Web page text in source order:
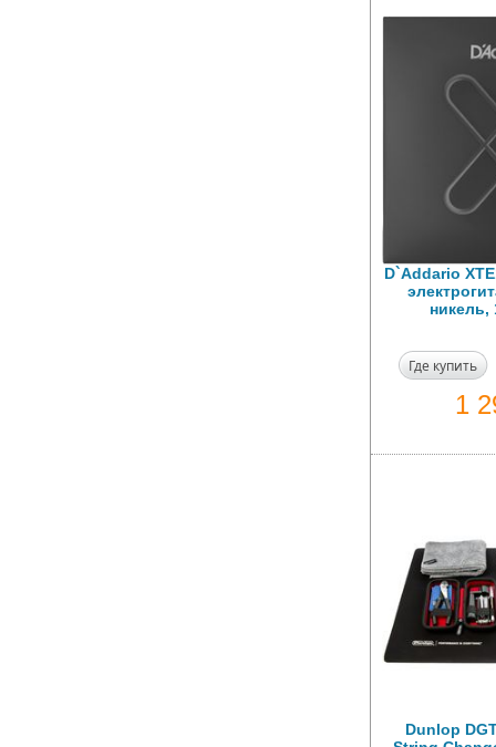
D`Addario
никель,
Где купить
1
Dunlop